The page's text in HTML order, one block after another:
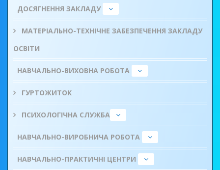
ДОСЯГНЕННЯ ЗАКЛАДУ
МАТЕРІАЛЬНО-ТЕХНІЧНЕ ЗАБЕЗПЕЧЕННЯ ЗАКЛАДУ
ОСВІТИ
НАВЧАЛЬНО-ВИХОВНА РОБОТА
ГУРТОЖИТОК
ПСИХОЛОГІЧНА СЛУЖБА
НАВЧАЛЬНО-ВИРОБНИЧА РОБОТА
НАВЧАЛЬНО-ПРАКТИЧНІ ЦЕНТРИ